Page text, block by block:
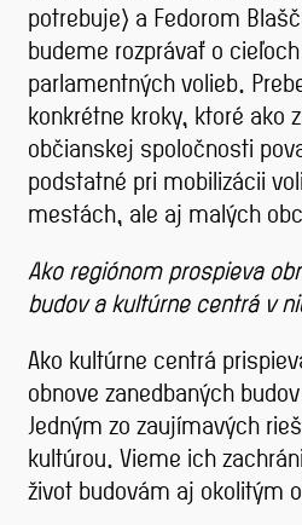
potrebuje) a Fedorom
budeme rozprávať o
parlamentných volieb.
konkrétne kroky, ktoré ako
občianskej spoločnosti
podstatné pri mobilizácii
mestách, ale aj malých
Ako regiónom prospieva
budov a kultúrne centrá v
Ako kultúrne centrá
obnove zanedbaných
Jedným zo zaujímavých
kultúrou. Vieme ich
život budovám aj okolitým